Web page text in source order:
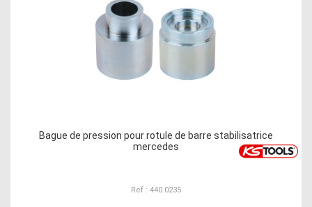
Bague de pression pour rotule de barre stabilisatrice
mercedes
Ref : 440.0235